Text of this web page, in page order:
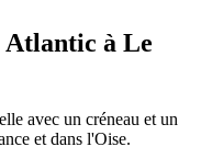
Atlantic à Le
avec un créneau et un
et dans l'Oise.